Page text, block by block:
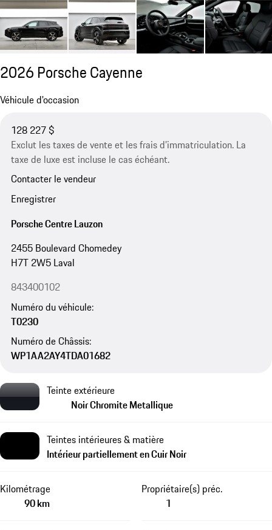
2026 Porsche Cayenne
Véhicule d'occasion
128 227 $
Exclut les taxes de vente et les frais d’immatriculation. La
taxe de luxe est incluse le cas échéant.
Contacter le vendeur
Enregistrer
Porsche Centre Lauzon
2455 Boulevard Chomedey
H7T 2W5 Laval
843400102
Numéro du véhicule:
T0230
Numéro de Châssis:
WP1AA2AY4TDA01682
Teinte extérieure
Noir Chromite Metallique
Teintes intérieures & matière
Intérieur partiellement en Cuir Noir
Kilométrage
90 km
Propriétaire(s) préc.
1